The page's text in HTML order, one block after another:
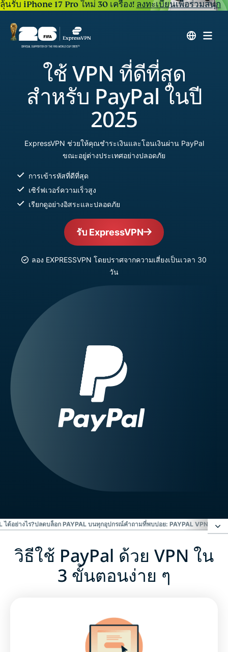
ลุ้นรับ iPhone 17 Pro ใหม่ 30 เครื่อง! ลงทะเบียนเพื่อร่วมสนุก
ใช้ VPN ที่ดีที่สุด
สำหรับ PayPal ในปี
2025
ExpressVPN ช่วยให้คุณชำระเงินและโอนเงินผ่าน PayPal
ขณะอยู่ต่างประเทศอย่างปลอดภัย
การเข้ารหัสที่ดีที่สุด
เซิร์ฟเวอร์ความเร็วสูง
เรียกดูอย่างอิสระและปลอดภัย
รับ ExpressVPN
ลอง EXPRESSVPN โดยปราศจากความเสี่ยงเป็นเวลา 30
วัน
ได้อย่างไร?ปลดบล็อก PAYPAL บนทุกอุปกรณ์คำถามที่พบบ่อย: PAYPAL VPN
วิธีใช้ PayPal ด้วย VPN ใน 3 ขั้นตอนง่าย ๆ
PayPal คืออะไร?
ทำไม PayPal ใช้งานไม่ได้ในบางประเทศ?
VPN ปลดบล็อก PayPal ได้อย่างไร?
วิธีใช้ PayPal ด้วย VPN ใน
3 ขั้นตอนง่าย ๆ